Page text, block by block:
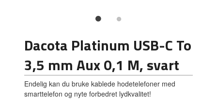
Dacota Platinum USB-C To
3,5 mm Aux 0,1 M, svart
Endelig kan du bruke kablede hodetelefoner med
smarttelefon og nyte forbedret lydkvalitet!